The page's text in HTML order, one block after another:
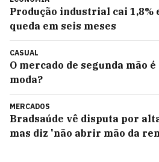
Produção industrial cai 1,8%
queda em seis meses
CASUAL
O mercado de segunda mão
moda?
MERCADOS
Bradsaúde vê disputa por
mas diz 'não abrir mão da